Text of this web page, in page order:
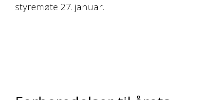
styremøte 27. januar.